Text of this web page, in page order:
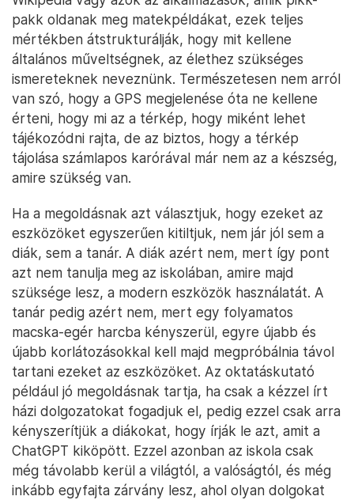
pakk oldanak meg matekpéldákat, ezek teljes
mértékben átstrukturálják, hogy mit kellene
általános műveltségnek, az élethez szükséges
ismereteknek neveznünk. Természetesen nem arról
van szó, hogy a GPS megjelenése óta ne kellene
érteni, hogy mi az a térkép, hogy miként lehet
tájékozódni rajta, de az biztos, hogy a térkép
tájolása számlapos karórával már nem az a készség,
amire szükség van.
Ha a megoldásnak azt választjuk, hogy ezeket az
eszközöket egyszerűen kitiltjuk, nem jár jól sem a
diák, sem a tanár. A diák azért nem, mert így pont
azt nem tanulja meg az iskolában, amire majd
szüksége lesz, a modern eszközök használatát. A
tanár pedig azért nem, mert egy folyamatos
macska-egér harcba kényszerül, egyre újabb és
újabb korlátozásokkal kell majd megpróbálnia távol
tartani ezeket az eszközöket. Az oktatáskutató
például jó megoldásnak tartja, ha csak a kézzel írt
házi dolgozatokat fogadjuk el, pedig ezzel csak arra
kényszerítjük a diákokat, hogy írják le azt, amit a
ChatGPT kiköpött. Ezzel azonban az iskola csak
még távolabb kerül a világtól, a valóságtól, és még
inkább egyfajta zárvány lesz, ahol olyan dolgokat